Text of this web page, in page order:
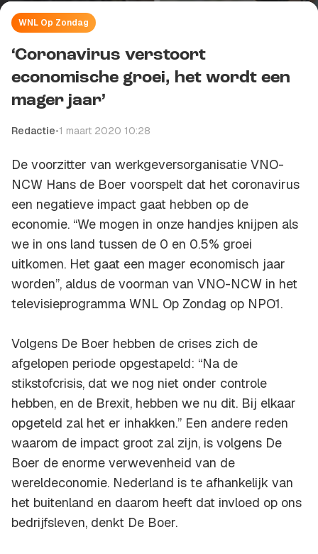
WNL Op Zondag
‘Coronavirus verstoort
economische groei, het wordt een
mager jaar’
Redactie•1 maart 2020 10:28
De voorzitter van werkgeversorganisatie VNO-
NCW Hans de Boer voorspelt dat het coronavirus
een negatieve impact gaat hebben op de
economie. “We mogen in onze handjes knijpen als
we in ons land tussen de 0 en 0.5% groei
uitkomen. Het gaat een mager economisch jaar
worden”, aldus de voorman van VNO-NCW in het
televisieprogramma WNL Op Zondag op NPO1.
Volgens De Boer hebben de crises zich de
afgelopen periode opgestapeld: “Na de
stikstofcrisis, dat we nog niet onder controle
hebben, en de Brexit, hebben we nu dit. Bij elkaar
opgeteld zal het er inhakken.” Een andere reden
waarom de impact groot zal zijn, is volgens De
Boer de enorme verwevenheid van de
wereldeconomie. Nederland is te afhankelijk van
het buitenland en daarom heeft dat invloed op ons
bedrijfsleven, denkt De Boer.